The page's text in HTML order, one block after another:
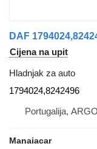
Cijena na upit
Hladnjak za auto
1794024,8242496
Portugalija,
Manaiacar